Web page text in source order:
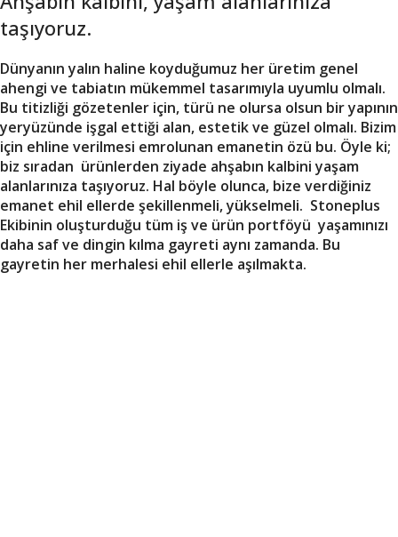
taşıyoruz.
Dünyanın yalın haline koyduğumuz her üretim genel
ahengi ve tabiatın mükemmel tasarımıyla uyumlu olmalı.
Bu titizliği gözetenler için, türü ne olursa olsun bir yapının
yeryüzünde işgal ettiği alan, estetik ve güzel olmalı. Bizim
için ehline verilmesi emrolunan emanetin özü bu. Öyle ki;
biz sıradan ürünlerden ziyade ahşabın kalbini yaşam
alanlarınıza taşıyoruz. Hal böyle olunca, bize verdiğiniz
emanet ehil ellerde şekillenmeli, yükselmeli. Stoneplus
Ekibinin oluşturduğu tüm iş ve ürün portföyü yaşamınızı
daha saf ve dingin kılma gayreti aynı zamanda. Bu
gayretin her merhalesi ehil ellerle aşılmakta.